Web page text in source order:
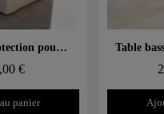
rapide Housse de protection pour fauteuil MW01
€
panier